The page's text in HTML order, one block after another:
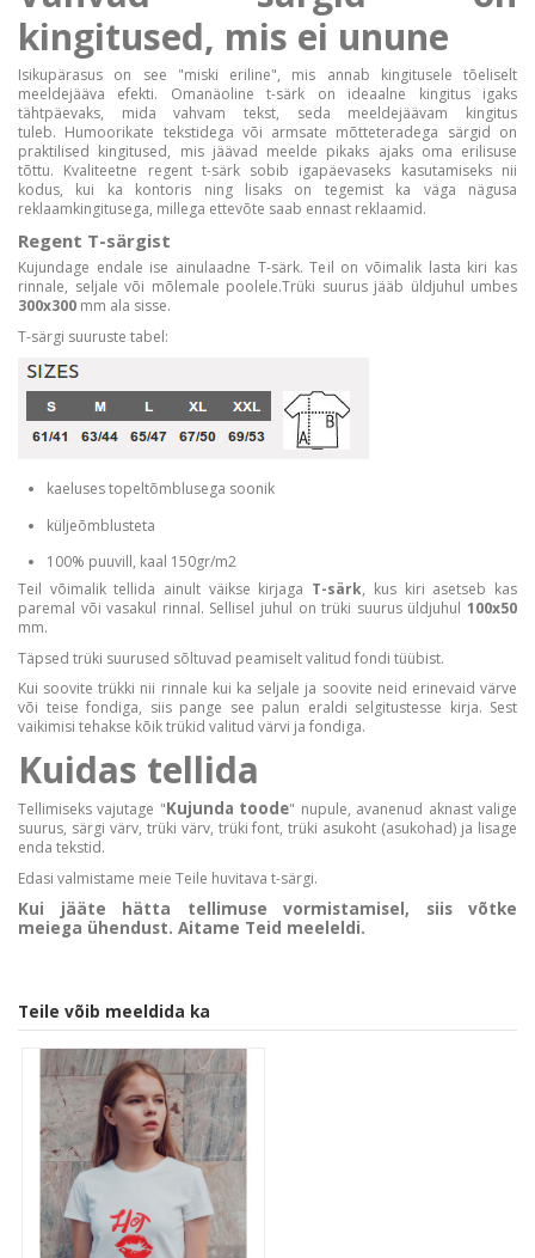
kingitused, mis ei unune
Isikupärasus on see "miski eriline", mis annab kingitusele tõeliselt
meeldejääva efekti. Omanäoline t-särk on ideaalne kingitus igaks
tähtpäevaks, mida vahvam tekst, seda meeldejäävam kingitus
tuleb. Humoorikate tekstidega või armsate mõtteteradega särgid on
praktilised kingitused, mis jäävad meelde pikaks ajaks oma erilisuse
tõttu. Kvaliteetne regent t-särk sobib igapäevaseks kasutamiseks nii
kodus, kui ka kontoris ning lisaks on tegemist ka väga nägusa
reklaamkingitusega, millega ettevõte saab ennast reklaamid.
Regent T-särgist
Kujundage endale ise ainulaadne T-särk. Teil on võimalik lasta kiri kas
rinnale, seljale või mõlemale poolele.Trüki suurus jääb üldjuhul umbes
300x300 mm ala sisse.
T-särgi suuruste tabel:
kaeluses topeltõmblusega soonik
küljeõmblusteta
100% puuvill, kaal 150gr/m2
Teil võimalik tellida ainult väikse kirjaga T-särk, kus kiri asetseb kas
paremal või vasakul rinnal. Sellisel juhul on trüki suurus üldjuhul 100x50
mm.
Täpsed trüki suurused sõltuvad peamiselt valitud fondi tüübist.
Kui soovite trükki nii rinnale kui ka seljale ja soovite neid erinevaid värve
või teise fondiga, siis pange see palun eraldi selgitustesse kirja. Sest
vaikimisi tehakse kõik trükid valitud värvi ja fondiga.
Kuidas tellida
Tellimiseks vajutage "Kujunda toode" nupule, avanenud aknast valige
suurus, särgi värv, trüki värv, trüki font, trüki asukoht (asukohad) ja lisage
enda tekstid.
Edasi valmistame meie Teile huvitava t-särgi.
Kui jääte hätta tellimuse vormistamisel, siis võtke
meiega ühendust. Aitame Teid meeleldi.
Customer Reviews
4.9 Based on 7 reviews
Write A Review
Teile võib meeldida ka